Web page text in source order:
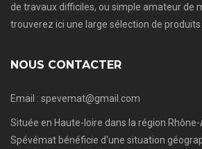
de travaux difficiles, ou simple amateur de
trouverez ici une large sélection de produits
NOUS CONTACTER
Email : spevemat@gmail.com
Située en Haute-loire dans la région
Spévémat bénéficie d'une situation